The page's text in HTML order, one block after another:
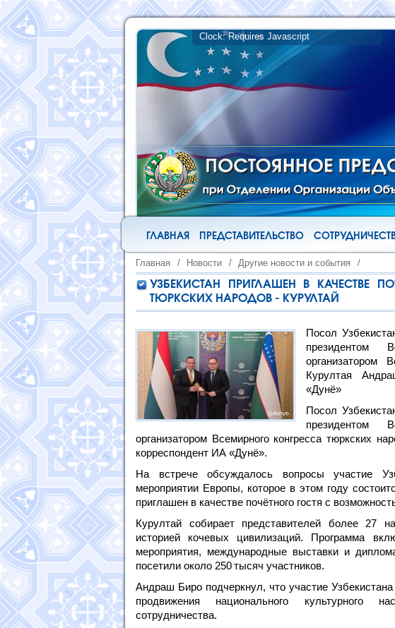
ГЛАВНАЯ ПРЕДСТАВИТЕЛЬСТВО
Главная / Новости / Другие новости и события /
УЗБЕКИСТАН ПРИГЛАШЕН В КАЧЕСТВЕ
ТЮРКСКИХ НАРОДОВ - КУРУЛТАЙ
Посол
президентом
организатором
Курултая
«Дунё»
Посол
президентом
организатором Всемирного конгресса тюркских
корреспондент ИА «Дунё».
На встрече обсуждалось вопросы участие
мероприятии Европы, которое в этом году
приглашен в качестве почётного гостя с
Курултай собирает представителей более 27
историей кочевых цивилизаций. Программа
мероприятия, международные выставки и
посетили около 250 тысяч участников.
Андраш Биро подчеркнул, что участие
продвижения национального культурного
сотрудничества.